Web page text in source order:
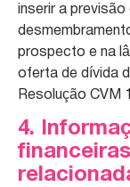
inserir a previsão
prospecto e na
oferta de dívida
Resolução CVM
4.
financeiras